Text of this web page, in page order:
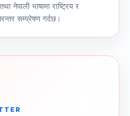
नेपाली भाषामा राष्ट्रिय र
सम्प्रेषण गर्दछ।